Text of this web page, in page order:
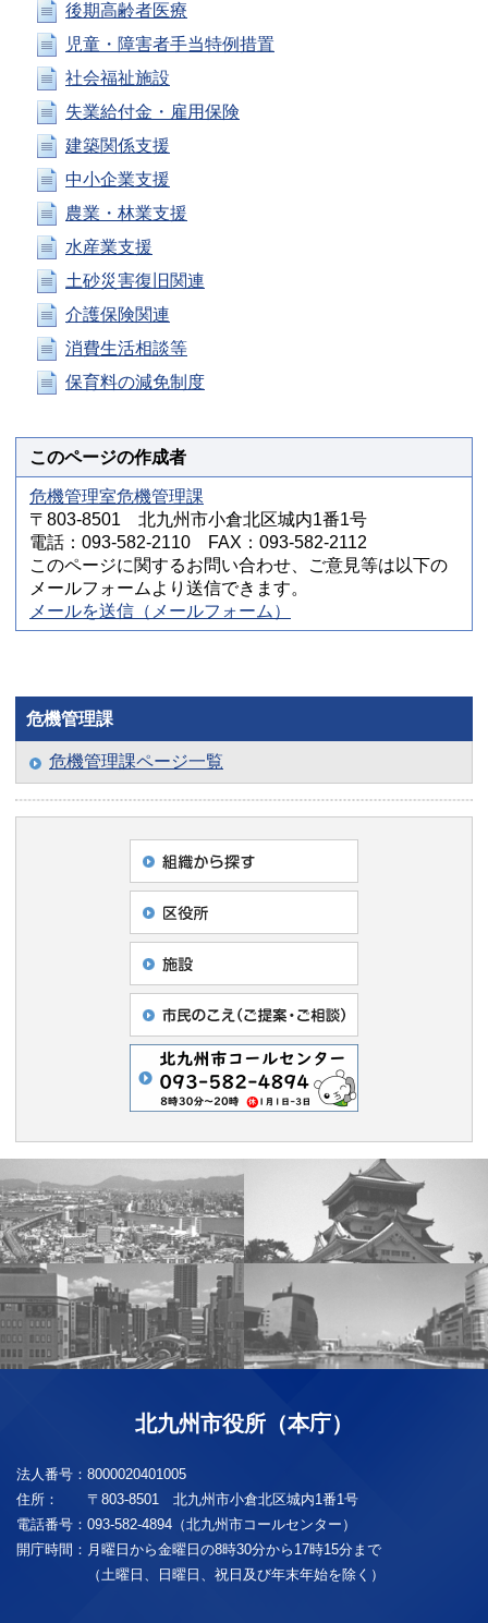
後期高齢者医療
児童・障害者手当特例措置
社会福祉施設
失業給付金・雇用保険
建築関係支援
中小企業支援
農業・林業支援
水産業支援
土砂災害復旧関連
介護保険関連
消費生活相談等
保育料の減免制度
このページの作成者
危機管理室危機管理課
〒803-8501 北九州市小倉北区城内1番1号
電話：093-582-2110 FAX：093-582-2112
このページに関するお問い合わせ、ご意見等は以下の
メールフォームより送信できます。
メールを送信（メールフォーム）
危機管理課
危機管理課ページ一覧
北九州市役所（本庁）
法人番号： 8000020401005
住所：
〒803-8501 北九州市小倉北区城内1番1号
電話番号： 093-582-4894（北九州市コールセンター）
開庁時間： 月曜日から金曜日の8時30分から17時15分まで
（土曜日、日曜日、祝日及び年末年始を除く）